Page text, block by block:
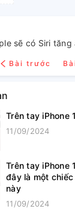
Bài trước
Trên tay iPhone
11/09/2024
Trên tay iPhone
đây là một
này
11/09/2024